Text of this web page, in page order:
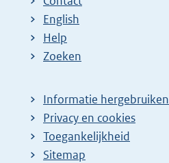
English
Help
Zoeken
Informatie hergebruiken
Privacy en cookies
Toegankelijkheid
Sitemap